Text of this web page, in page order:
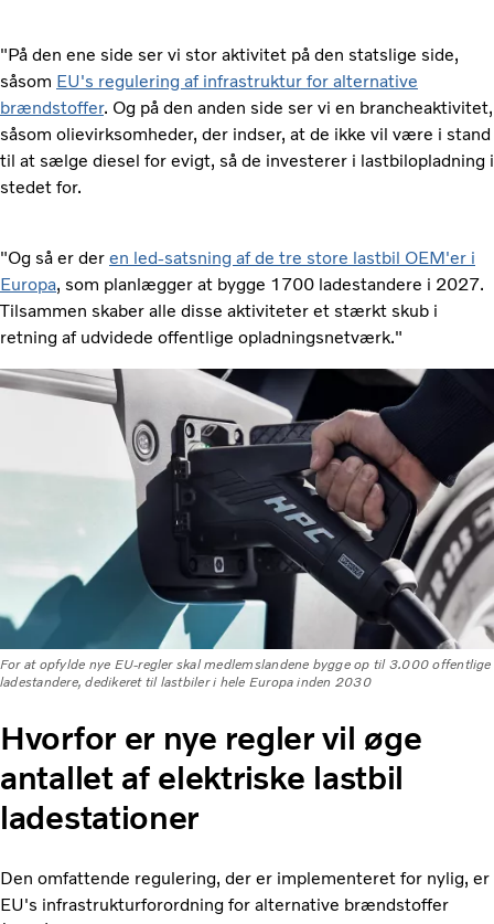
"På den ene side ser vi stor aktivitet på den statslige side,
såsom EU's regulering af infrastruktur for alternative
brændstoffer. Og på den anden side ser vi en brancheaktivitet,
såsom olievirksomheder, der indser, at de ikke vil være i stand
til at sælge diesel for evigt, så de investerer i lastbilopladning i
stedet for.
"Og så er der en led-satsning af de tre store lastbil OEM'er i
Europa, som planlægger at bygge 1700 ladestandere i 2027.
Tilsammen skaber alle disse aktiviteter et stærkt skub i
retning af udvidede offentlige opladningsnetværk."
For at opfylde nye EU-regler skal medlemslandene bygge op til 3.000 offentlige
ladestandere, dedikeret til lastbiler i hele Europa inden 2030
Hvorfor er nye regler vil øge
antallet af elektriske lastbil
ladestationer
Den omfattende regulering, der er implementeret for nylig, er
EU's infrastrukturforordning for alternative brændstoffer